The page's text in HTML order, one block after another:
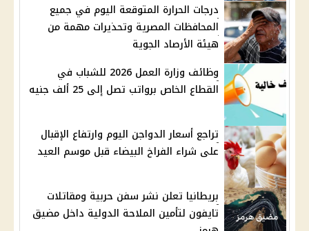
درجات الحرارة المتوقعة اليوم في جميع
المحافظات المصرية وتحذيرات مهمة من
هيئة الأرصاد الجوية
وظائف وزارة العمل 2026 للشباب في
القطاع الخاص برواتب تصل إلى 25 ألف جنيه
تراجع أسعار الدواجن اليوم وارتفاع الإقبال
على شراء الفراخ البيضاء قبل موسم العيد
بريطانيا تعلن نشر سفن حربية ومقاتلات
تايفون لتأمين الملاحة الدولية داخل مضيق